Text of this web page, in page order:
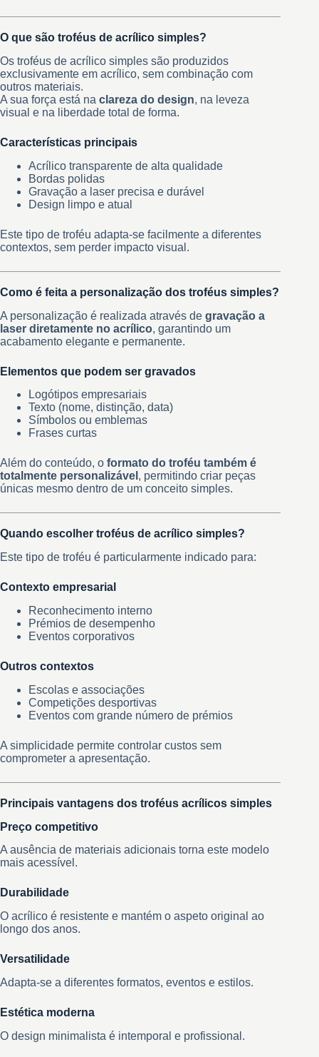
O que são troféus de acrílico simples?
Os troféus de acrílico simples são produzidos
exclusivamente em acrílico, sem combinação com
outros materiais.
A sua força está na clareza do design, na leveza
visual e na liberdade total de forma.
Características principais
Acrílico transparente de alta qualidade
Bordas polidas
Gravação a laser precisa e durável
Design limpo e atual
Este tipo de troféu adapta-se facilmente a diferentes
contextos, sem perder impacto visual.
Como é feita a personalização dos troféus simples?
A personalização é realizada através de gravação a
laser diretamente no acrílico, garantindo um
acabamento elegante e permanente.
Elementos que podem ser gravados
Logótipos empresariais
Texto (nome, distinção, data)
Símbolos ou emblemas
Frases curtas
Além do conteúdo, o formato do troféu também é
totalmente personalizável , permitindo criar peças
únicas mesmo dentro de um conceito simples.
Quando escolher troféus de acrílico simples?
Este tipo de troféu é particularmente indicado para:
Contexto empresarial
Reconhecimento interno
Prémios de desempenho
Eventos corporativos
Outros contextos
Escolas e associações
Competições desportivas
Eventos com grande número de prémios
A simplicidade permite controlar custos sem
comprometer a apresentação.
Principais vantagens dos troféus acrílicos simples
Preço competitivo
A ausência de materiais adicionais torna este modelo
mais acessível.
Durabilidade
O acrílico é resistente e mantém o aspeto original ao
longo dos anos.
Versatilidade
Adapta-se a diferentes formatos, eventos e estilos.
Estética moderna
O design minimalista é intemporal e profissional.